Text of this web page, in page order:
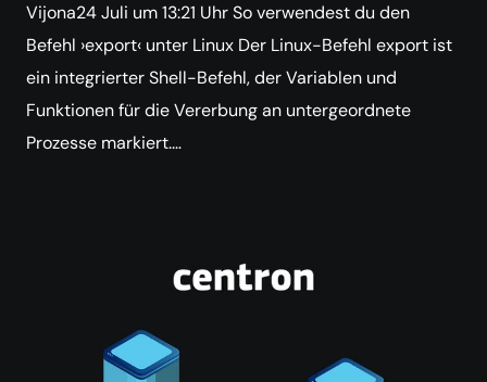
Vijona24 Juli um 13:21 Uhr So verwendest du den
Befehl ›export‹ unter Linux Der Linux-Befehl export ist
ein integrierter Shell-Befehl, der Variablen und
Funktionen für die Vererbung an untergeordnete
Prozesse markiert.…